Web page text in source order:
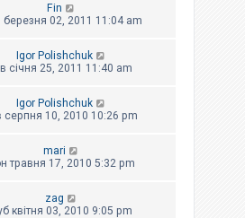
Fin
березня 02, 2011 11:04 am
Igor Polishchuk
січня 25, 2011 11:40 am
Igor Polishchuk
серпня 10, 2010 10:26 pm
mari
травня 17, 2010 5:32 pm
zag
квітня 03, 2010 9:05 pm